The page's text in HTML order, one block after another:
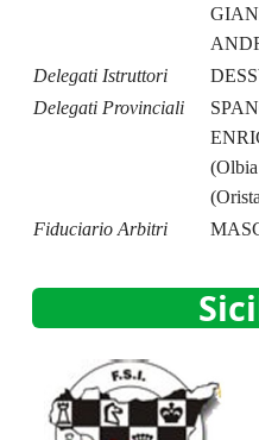
Delegati Istruttori
Delegati Provinciali
Fiduciario Arbitri